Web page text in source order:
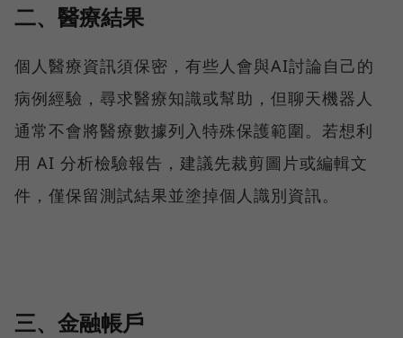
二、醫療結果
個人醫療資訊須保密，有些人會與AI討論自己的
病例經驗，尋求醫療知識或幫助，但聊天機器人
通常不會將醫療數據列入特殊保護範圍。若想利
用 AI 分析檢驗報告，建議先裁剪圖片或編輯文
件，僅保留測試結果並塗掉個人識別資訊。
三、金融帳戶